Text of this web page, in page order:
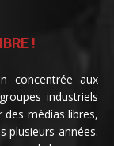
!
concentrée aux
industriels
des médias libres,
plusieurs années.